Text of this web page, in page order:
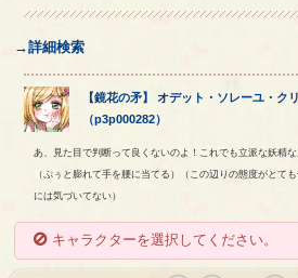
→詳細検索
【鏡花の矛】 オデット ・ ソレーユ ・ ク
（p3p000282）
あ、見た目で判断って良くないのよ！これでも立派な妖精な
（ぷぅと膨れて手を腰に当てる）（この辺りの態度がとて
には気づいてない）
キャラクターを選択してください。